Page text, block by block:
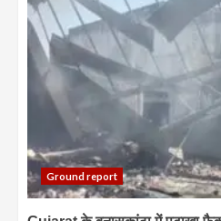
Ground report